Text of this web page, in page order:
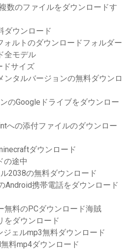
数のファイルをダウンロードす
ダウンロード
ォルトのダウンロードフォルダー
全モデル
ドサイズ
ンタルバージョンの無料ダウンロ
のGoogleドライブをダウンロー
への添付ファイルのダウンロー
ダウンロード
の途中
2038の無料ダウンロード
Android携帯電話をダウンロード
無料のPCダウンロード海賊
をダウンロード
ジェルmp3無料ダウンロード
料mp4ダウンロード